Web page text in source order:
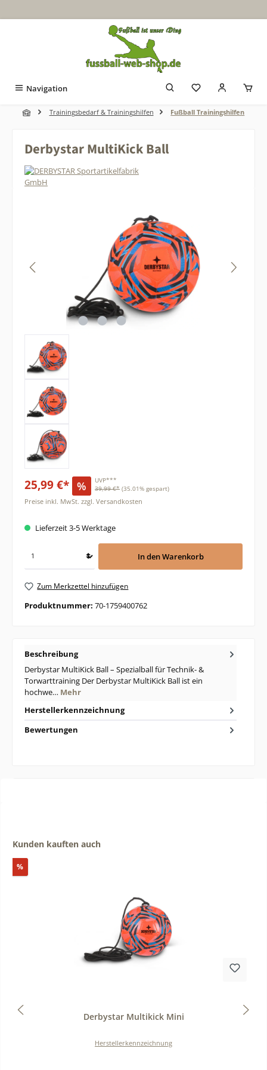
Navigation
Trainingsbedarf & Trainingshilfen Fußball Trainingshilfen
Derbystar MultiKick Ball
25,99 €* %
UVP***
39,99 €* (35.01% gespart)
Preise inkl. MwSt. zzgl. Versandkosten
Lieferzeit 3-5 Werktage
In den Warenkorb
Zum Merkzettel hinzufügen
Produktnummer: 70-1759400762
Beschreibung
Derbystar MultiKick Ball – Spezialball für Technik- &
Torwarttraining Der Derbystar MultiKick Ball ist ein
hochwe… Mehr
Herstellerkennzeichnung
Bewertungen
Produktgalerie überspringen
Kunden kauften auch
%Rabatt
Durchschnittliche Bewertung von 0 von 5 Sternen
Derbystar Multikick Mini
Herstellerkennzeichnung